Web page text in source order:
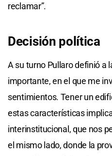
reclamar”.
Decisión política
A su turno Pullaro definió a
importante, en el que me
sentimientos. Tener un
estas características
interinstitucional, que nos
el mismo lado, donde la